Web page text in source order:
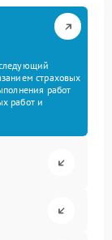
страховых
работ
работ и